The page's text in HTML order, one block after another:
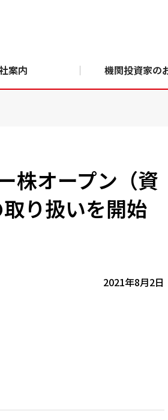
案内 機関投資家の
株オープン（資
り扱いを開始
2021年8月2日